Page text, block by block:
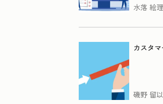
水落 絵
カスタ
磯野 留